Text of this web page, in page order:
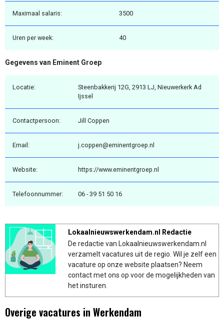
Maximaal salaris: 3500
Uren per week: 40
Gegevens van Eminent Groep
Locatie:
Steenbakkerij 12G, 2913 LJ, Nieuwerkerk Ad
Ijssel
Contactpersoon: Jill Coppen
Email: j.coppen@eminentgroep.nl
Website: https://www.eminentgroep.nl
Telefoonnummer: 06 - 39 51 50 16
Lokaalnieuwswerkendam.nl Redactie
De redactie van Lokaalnieuwswerkendam.nl
verzamelt vacatures uit de regio. Wil je zelf een
vacature op onze website plaatsen? Neem
contact met ons op voor de mogelijkheden van
het insturen.
Overige vacatures in Werkendam